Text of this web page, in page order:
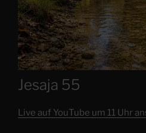
Jesaja 55
Live auf YouTube um 11 Uhr